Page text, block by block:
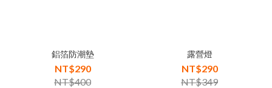
鋁箔防潮墊
NT$290
NT$400
露營燈
NT$290
NT$349